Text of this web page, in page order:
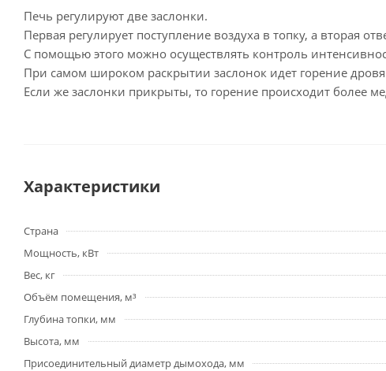
Печь регулируют две заслонки.
Первая регулирует поступление воздуха в топку, а вторая
С помощью этого можно осуществлять контроль
При самом широком раскрытии заслонок идет горение
Если же заслонки прикрыты, то горение происходит более
Характеристики
Страна
Мощность, кВт
Вес, кг
Объём помещения, м³
Глубина топки, мм
Высота, мм
Присоединительный диаметр дымохода, мм